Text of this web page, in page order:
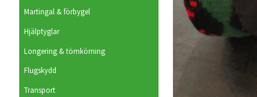
Martingal & förbygel
Hjälptyglar
Longering & tömkörning
Flugskydd
Transport